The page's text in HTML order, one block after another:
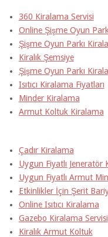
360 Kiralama Servisi
Online Şişme Oyun
Şişme Oyun Parkı
Kiralık Şemsiye
Şişme Oyun Parkı
Isıtıcı Kiralama Fiyatları
Minder Kiralama
Armut Koltuk Kiralama
Çadır Kiralama
Uygun Fiyatlı Jeneratör
Uygun Fiyatlı Armut
Etkinlikler İçin Şerit
Online Isıtıcı Kiralama
Gazebo Kiralama Servisi
Kiralık Armut Koltuk